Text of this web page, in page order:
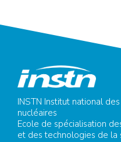
INSTN Institut national
nucléaires
Ecole de spécialisation
et des technologies de la